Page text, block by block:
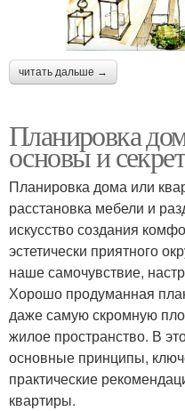
читать дальше →
Планировка
основы и
Планировка дома или
расстановка мебели и
искусство создания
эстетически приятного
наше самочувствие,
Хорошо продуманная
даже самую скромную
жилое пространство. В
основные принципы,
практические
квартиры.